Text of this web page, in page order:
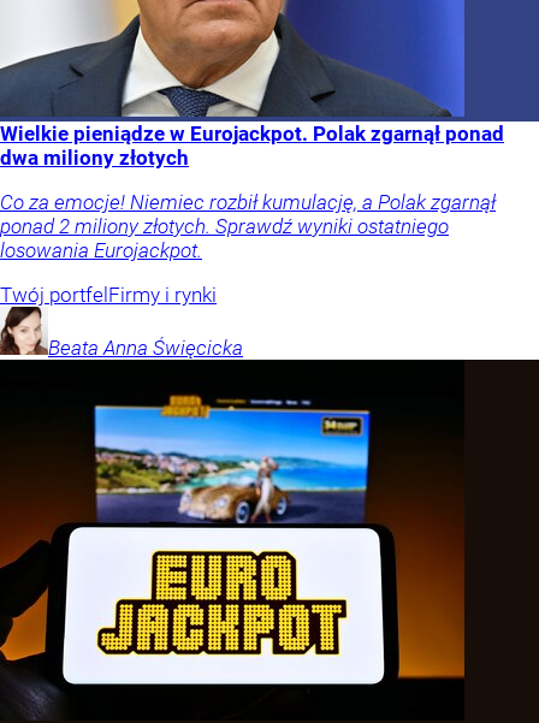
Wielkie pieniądze w Eurojackpot. Polak zgarnął ponad
dwa miliony złotych
Co za emocje! Niemiec rozbił kumulację, a Polak zgarnął
ponad 2 miliony złotych. Sprawdź wyniki ostatniego
losowania Eurojackpot.
Twój portfelFirmy i rynki
Beata Anna Święcicka